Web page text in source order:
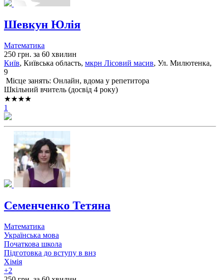
Шевкун Юлія
Математика
250 грн. за 60 хвилин
Київ, Київська область, мкрн Лісовий масив, Ул. Милютенка,
9
Місце занять: Онлайн, вдома у репетитора
Шкільний вчитель (досвід 4 року)
★★★★
1
Семенченко Тетяна
Математика
Українська мова
Початкова школа
Підготовка до вступу в внз
Хімія
+2